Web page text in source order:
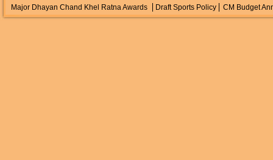
Major Dhayan Chand Khel Ratna Awards Draft Sports Policy CM Budget